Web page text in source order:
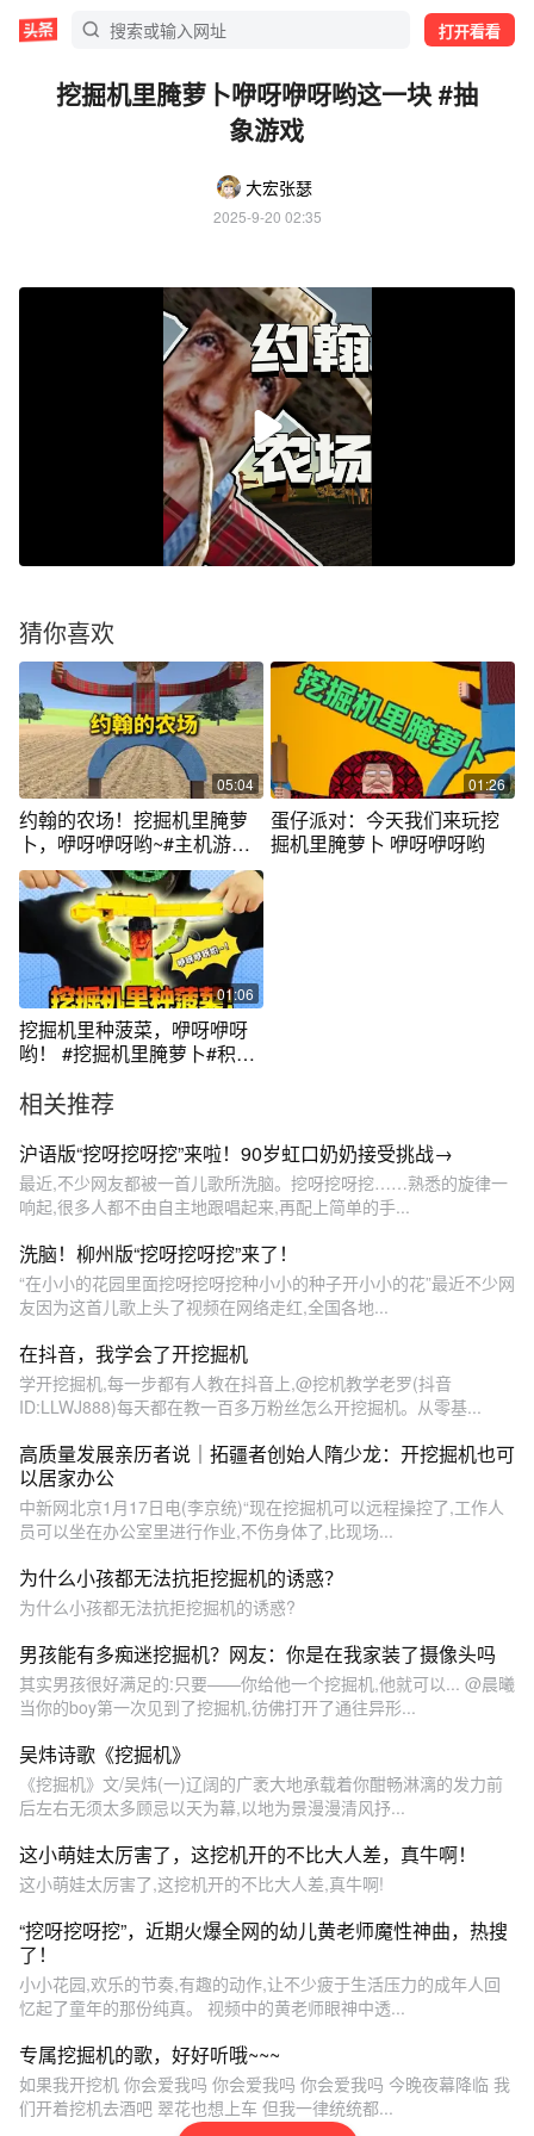
打开看看
挖掘机里腌萝卜咿呀咿呀哟这一块 #抽
象游戏
大宏张瑟
2025-9-20 02:35
猜你喜欢
05:04
约翰的农场！挖掘机里腌萝
卜，咿呀咿呀哟~#主机游戏
#游戏怪谈
01:26
蛋仔派对：今天我们来玩挖
掘机里腌萝卜 咿呀咿呀哟
01:06
挖掘机里种菠菜，咿呀咿呀
哟！ #挖掘机里腌萝卜#积木
相关推荐
沪语版“挖呀挖呀挖”来啦！90岁虹口奶奶接受挑战→
最近,不少网友都被一首儿歌所洗脑。挖呀挖呀挖……熟悉的旋律一
响起,很多人都不由自主地跟唱起来,再配上简单的手...
洗脑！柳州版“挖呀挖呀挖”来了！
“在小小的花园里面挖呀挖呀挖种小小的种子开小小的花”最近不少网
友因为这首儿歌上头了视频在网络走红,全国各地...
在抖音，我学会了开挖掘机
学开挖掘机,每一步都有人教在抖音上,@挖机教学老罗(抖音
ID:LLWJ888)每天都在教一百多万粉丝怎么开挖掘机。从零基...
高质量发展亲历者说｜拓疆者创始人隋少龙：开挖掘机也可
以居家办公
中新网北京1月17日电(李京统)“现在挖掘机可以远程操控了,工作人
员可以坐在办公室里进行作业,不伤身体了,比现场...
为什么小孩都无法抗拒挖掘机的诱惑？
为什么小孩都无法抗拒挖掘机的诱惑?
男孩能有多痴迷挖掘机？网友：你是在我家装了摄像头吗
其实男孩很好满足的:只要——你给他一个挖掘机,他就可以... @晨曦
当你的boy第一次见到了挖掘机,彷佛打开了通往异形...
吴炜诗歌《挖掘机》
《挖掘机》文/吴炜(一)辽阔的广袤大地承载着你酣畅淋漓的发力前
后左右无须太多顾忌以天为幕,以地为景漫漫清风抒...
这小萌娃太厉害了，这挖机开的不比大人差，真牛啊！
这小萌娃太厉害了,这挖机开的不比大人差,真牛啊!
“挖呀挖呀挖”，近期火爆全网的幼儿黄老师魔性神曲，热搜
了！
小小花园,欢乐的节奏,有趣的动作,让不少疲于生活压力的成年人回
忆起了童年的那份纯真。 视频中的黄老师眼神中透...
专属挖掘机的歌，好好听哦~~~
如果我开挖机 你会爱我吗 你会爱我吗 你会爱我吗 今晚夜幕降临 我
们开着挖机去酒吧 翠花也想上车 但我一律统统都...